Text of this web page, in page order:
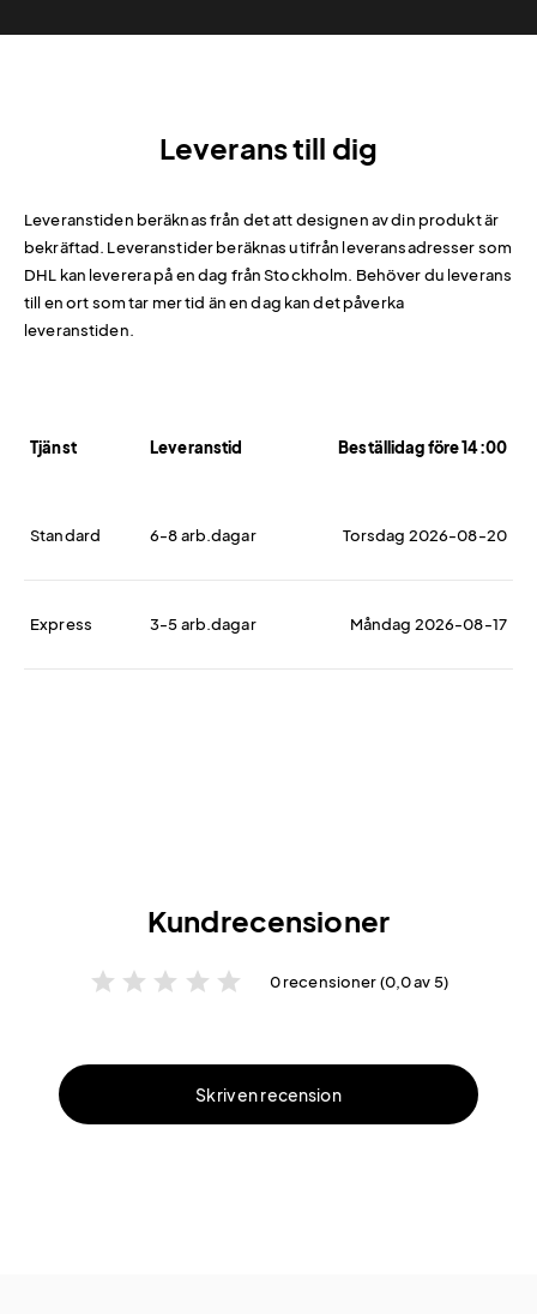
Leverans till dig
Leveranstiden beräknas från det att designen av din produkt är
bekräftad. Leveranstider beräknas utifrån leveransadresser som
DHL kan leverera på en dag från Stockholm. Behöver du leverans
till en ort som tar mer tid än en dag kan det påverka
leveranstiden.
Tjänst Leveranstid Beställidag före 14:00
Standard 6-8 arb.dagar Torsdag 2026-08-20
Express 3-5 arb.dagar Måndag 2026-08-17
Kundrecensioner
star star star star star 0 recensioner (0,0 av 5)
Skriv en recension